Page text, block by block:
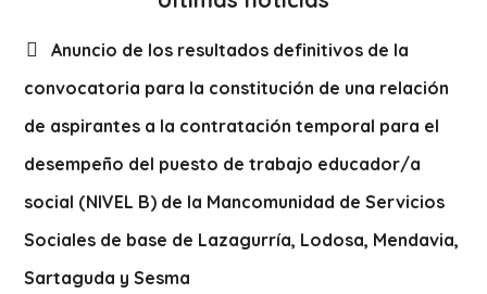
Anuncio de los resultados definitivos de la
convocatoria para la constitución de una relación
de aspirantes a la contratación temporal para el
desempeño del puesto de trabajo educador/a
social (NIVEL B) de la Mancomunidad de Servicios
Sociales de base de Lazagurría, Lodosa, Mendavia,
Sartaguda y Sesma